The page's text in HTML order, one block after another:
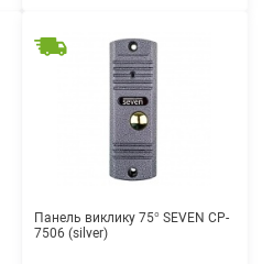
Панель виклику 75° SEVEN CP-
7506 (silver)